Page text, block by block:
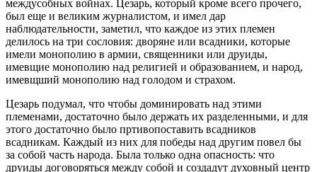
междусобных войнах. Цезарь, который кроме всего прочего,
был еще и великим журналистом, и имел дар
наблюдательности, заметил, что каждое из этих племен
делилось на три сословия: дворяне или всадники, которые
имели монополию в армии, священники или друиды,
имевщие монополию над религией и образованием, и народ,
имевщший монополию над голодом и страхом.
Цезарь подумал, что чтобы доминировать над этими
племенами, достаточно было держать их разделенными, и для
этого достаточно было пртивопоставить всадников
всадникам. Каждый из них для победы над другим повел бы
за собой часть народа. Была только одна опасность: что
друиды договоряться между собой и создадут духовный центр